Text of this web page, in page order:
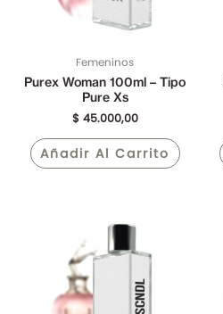
Femeninos
Purex Woman 100ml – Tipo
Pure Xs
$ 45.000,00
Añadir Al Carrito